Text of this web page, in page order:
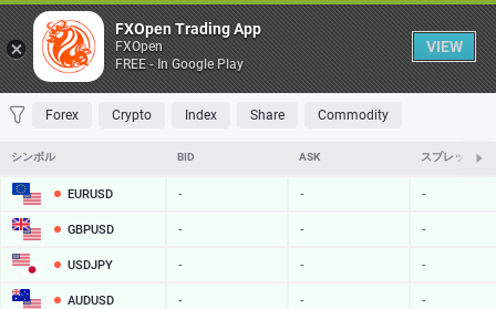
Table
FAVORITES MOST TRADED TOP RISERS TOP FALLERS MOST
Forex Crypto Index Share Commodity
シンボル BID ASK スプレッド
EURUSD - - -
GBPUSD - - -
USDJPY - - -
AUDUSD - - -
FXOpen Trading App
FXOpen
FREE - In Google Play
VIEW